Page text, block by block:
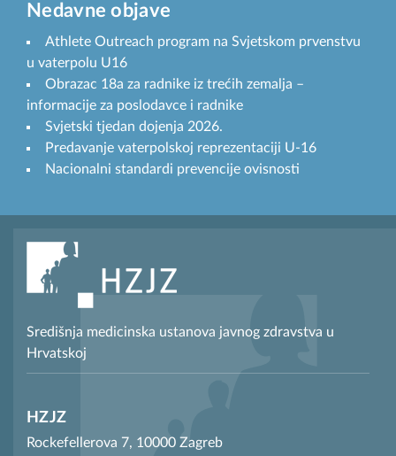
Nedavne objave
Athlete Outreach program na Svjetskom prvenstvu
u vaterpolu U16
Obrazac 18a za radnike iz trećih zemalja –
informacije za poslodavce i radnike
Svjetski tjedan dojenja 2026.
Predavanje vaterpolskoj reprezentaciji U-16
Nacionalni standardi prevencije ovisnosti
Središnja medicinska ustanova javnog zdravstva u
Hrvatskoj
HZJZ
Rockefellerova 7, 10000 Zagreb